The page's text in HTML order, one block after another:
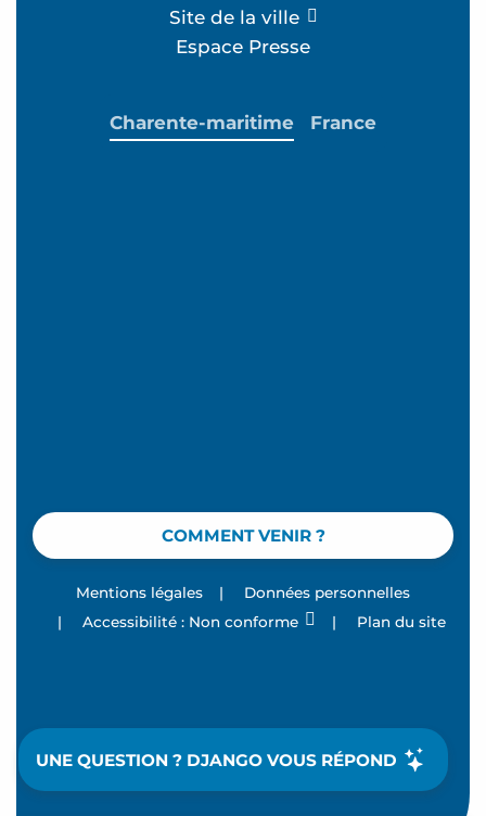
UNE QUESTION ? DJANGO VOUS RÉPOND
Site de la ville
Espace Presse
COMMENT VENIR ?
Charente-maritime France
Mentions légales |
Données personnelles
|
Accessibilité : Non conforme | Plan du site